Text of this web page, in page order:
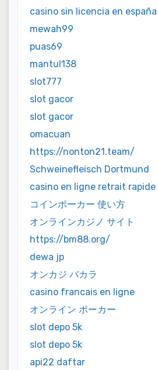
casino sin licencia en españa
mewah99
puas69
mantul138
slot777
slot gacor
slot gacor
omacuan
https://nonton21.team/
Schweinefleisch Dortmund
casino en ligne retrait rapide
コインポーカー 使い方
オンラインカジノ サイト
https://bm88.org/
dewa jp
オンカジ バカラ
casino francais en ligne
オンライン ポーカー
slot depo 5k
slot depo 5k
api22 daftar